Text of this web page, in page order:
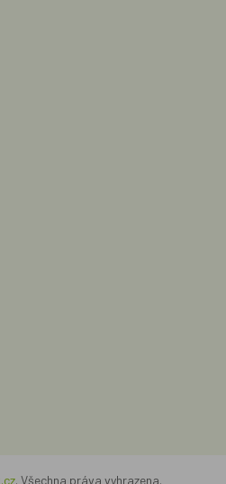
. Všechna práva vyhrazena.